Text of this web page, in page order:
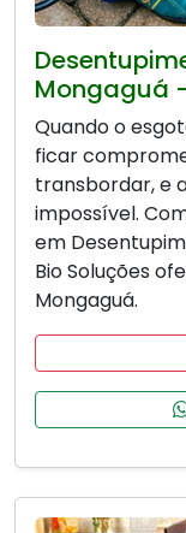
Mongaguá
Quando o
ficar
transbordar, e
impossível.
em
Bio Soluções
Mongaguá.